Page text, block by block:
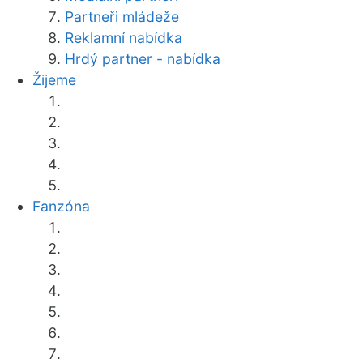
Partneři mládeže
Reklamní nabídka
Hrdý partner - nabídka
Žijeme
Fanzóna